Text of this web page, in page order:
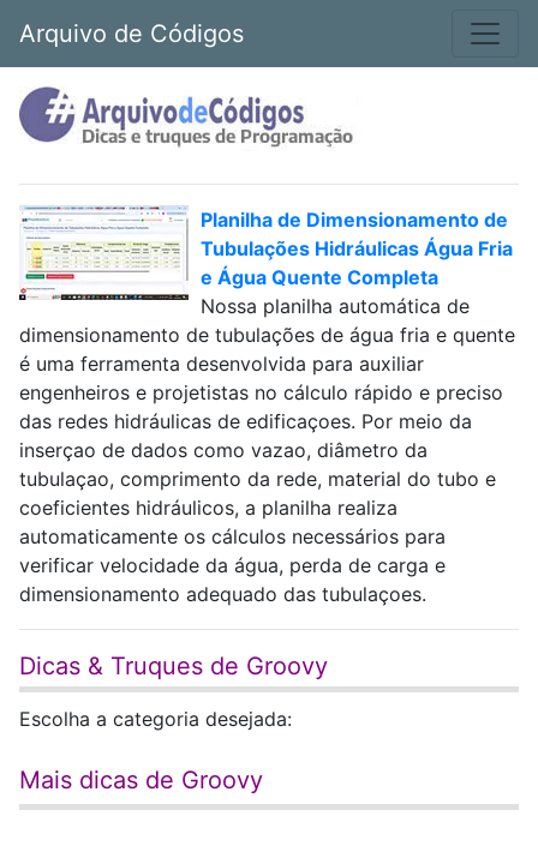
Arquivo de Códigos
Planilha de Dimensionamento de
Tubulações Hidráulicas Água Fria
e Água Quente Completa
Nossa planilha automática de
dimensionamento de tubulações de água fria e quente
é uma ferramenta desenvolvida para auxiliar
engenheiros e projetistas no cálculo rápido e preciso
das redes hidráulicas de edificaçoes. Por meio da
inserçao de dados como vazao, diâmetro da
tubulaçao, comprimento da rede, material do tubo e
coeficientes hidráulicos, a planilha realiza
automaticamente os cálculos necessários para
verificar velocidade da água, perda de carga e
dimensionamento adequado das tubulaçoes.
Dicas & Truques de Groovy
Escolha a categoria desejada:
Mais dicas de Groovy